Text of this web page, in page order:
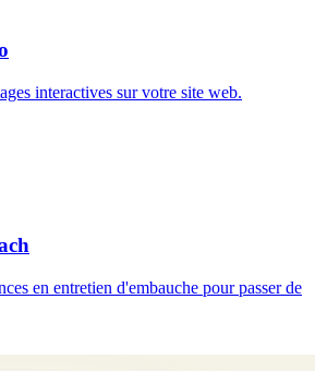
interactives sur votre site web.
en entretien d'embauche pour passer de